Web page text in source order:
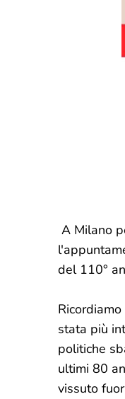
A Milano
del 110°
stata più
politiche
ultimi 80
vissuto